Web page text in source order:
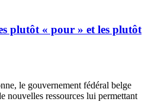
plutôt « pour » et les plutôt
le gouvernement fédéral belge
nouvelles ressources lui permettant